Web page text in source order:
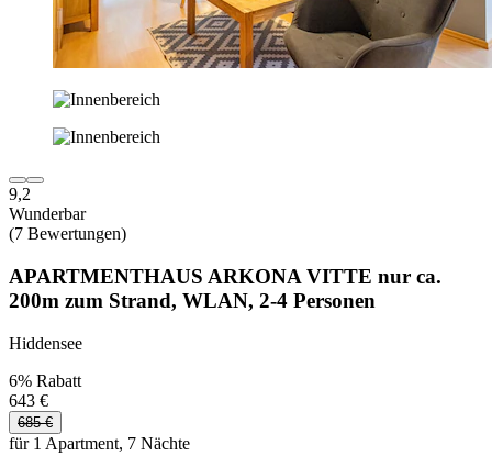
9,2
Wunderbar
(7 Bewertungen)
APARTMENTHAUS ARKONA VITTE nur ca.
200m zum Strand, WLAN, 2-4 Personen
Hiddensee
6% Rabatt
643 €
685 €
für 1 Apartment, 7 Nächte